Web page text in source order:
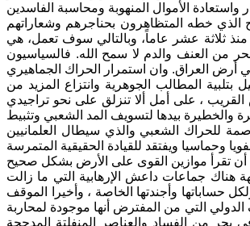
الذي خطه المتظاهرون بحناجرهم وشعاراتهم
منذ ثلاثة عشر عاماً، وبالتالي سوف تعمل، هي
من العنف والدم لا سمح الله. فالسياسيون
أرض العراق. وان استمرار الحراك الجماهيري
المطالب الجوهرية وانتزاع المزيد من
، على أمل ألا تنزلق على نحو تراجيدي
والخطيرة بيدها لتسويف المد الشعبي وتثبيط
للحراك الشعبي والذي سيطال العلمانيين
وحماسيا ويفتقد للقيادة الحقيقية المتمرسة
هناك جماعات داعش الإرهابية التي ما زالت
حساباتها وأجندتها الخاصة ، وأخيرا الموقف
التي من المفترض أنها موجودة لمحاربة
بحر من الفساد والعناصر المنفلتة المدججة